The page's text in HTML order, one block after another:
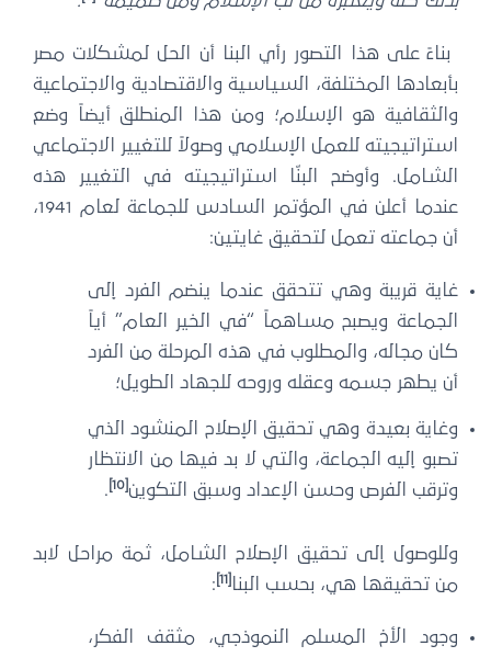
بناءً على هذا التصور رأي البنا أن الحل لمشكلات مصر
بأبعادها المختلفة، السياسية والاقتصادية والاجتماعية
والثقافية هو الإسلام؛ ومن هذا المنطلق أيضاً وضع
استراتيجيته للعمل الإسلامي وصولاً للتغيير الاجتماعي
الشامل. وأوضح البنّا استراتيجيته في التغيير هذه
عندما أعلن في المؤتمر السادس للجماعة لعام 1941،
أن جماعته تعمل لتحقيق غايتين:
غاية قريبة وهي تتحقق عندما ينضم الفرد إلى
الجماعة ويصبح مساهماً “في الخير العام” أياً
كان مجاله، والمطلوب في هذه المرحلة من الفرد
أن يطهر جسمه وعقله وروحه للجهاد الطويل؛
وغاية بعيدة وهي تحقيق الإصلاح المنشود الذي
تصبو إليه الجماعة، والتي لا بد فيها من الانتظار
وترقب الفرص وحسن الإعداد وسبق التكوين
.
وللوصول إلى تحقيق الإصلاح الشامل، ثمة مراحل لابد
من تحقيقها هي، بحسب البنا
:
وجود الأخ المسلم النموذجي، مثقف الفكر،